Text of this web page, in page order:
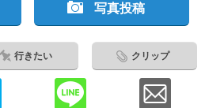
写真投稿
行きたい クリップ